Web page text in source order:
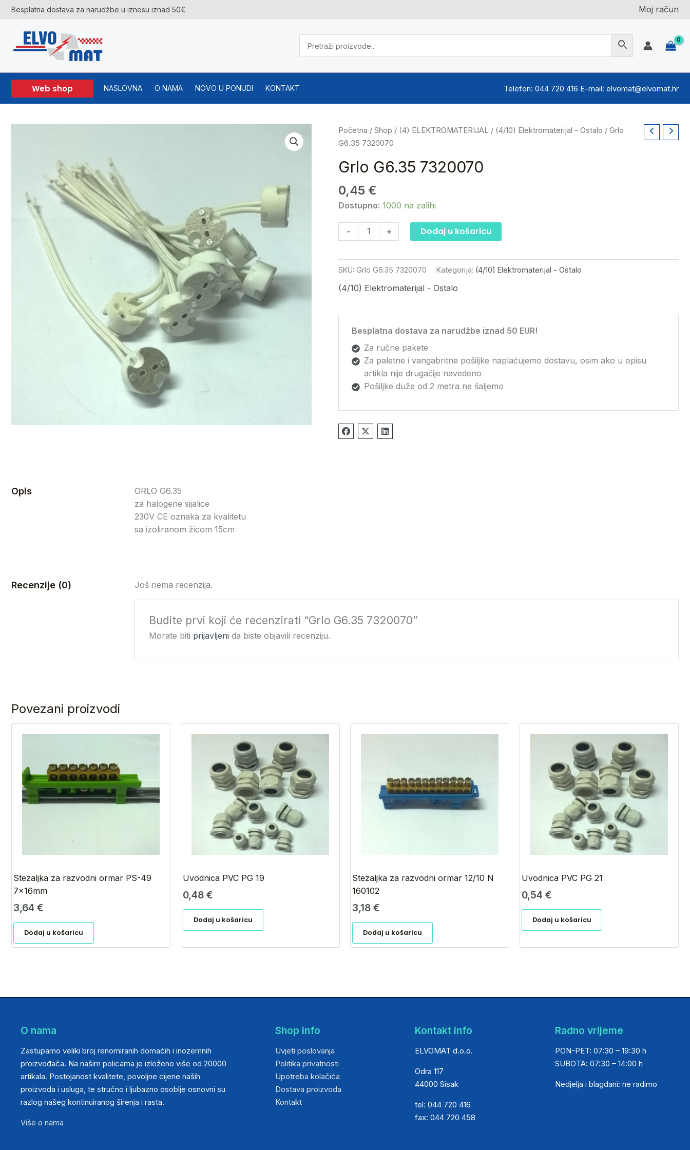
Skip
to
content
Besplatna dostava za narudžbe u iznosu iznad 50€ Moj račun
Web shop NASLOVNA O NAMA NOVO U PONUDI KONTAKT Telefon: 044 720 416 E-mail: elvomat@elvomat.hr
Početna / Shop / (4) ELEKTROMATERIJAL / (4/10) Elektromaterijal - Ostalo / Grlo
G6.35 7320070
Grlo G6.35 7320070
0,45 €
Dostupno: 1000 na zalihi
-
Grlo
G6.35
količina
+ Dodaj u košaricu
SKU: Grlo G6.35 7320070 Kategorija: (4/10) Elektromaterijal - Ostalo
(4/10) Elektromaterijal - Ostalo
Besplatna dostava za narudžbe iznad 50 EUR!
Za ručne pakete
Za paletne i vangabritne pošiljke naplaćujemo dostavu, osim ako u opisu
artikla nije drugačije navedeno
Pošiljke duže od 2 metra ne šaljemo
Opis
GRLO G6.35
za halogene sijalice
230V CE oznaka za kvalitetu
sa izoliranom žicom 15cm
Recenzije (0) Još nema recenzija.
Budite prvi koji će recenzirati “Grlo G6.35 7320070”
Morate biti prijavljeni da biste objavili recenziju.
Povezani proizvodi
Stezaljka za razvodni ormar PS-49
7x16mm
3,64€
Dodaj u košaricu
Uvodnica PVC PG 19
0,48€
Dodaj u košaricu
Stezaljka za razvodni ormar 12/10 N
160102
3,18€
Dodaj u košaricu
Uvodnica PVC PG 21
0,54€
Dodaj u košaricu
O nama
Zastupamo veliki broj renomiranih domaćih i inozemnih
proizvođača. Na našim policama je izloženo više od 20000
artikala. Postojanost kvalitete, povoljne cijene naših
proizvoda i usluga, te stručno i ljubazno osoblje osnovni su
razlog našeg kontinuiranog širenja i rasta.
Više o nama
Shop info
Uvjeti poslovanja
Politika privatnosti
Upotreba kolačića
Dostava proizvoda
Kontakt
Kontakt info
ELVOMAT d.o.o.
Odra 117
44000 Sisak
tel: 044 720 416
fax: 044 720 458
Radno vrijeme
PON-PET: 07:30 – 19:30 h
SUBOTA: 07:30 – 14:00 h
Nedjelja i blagdani: ne radimo